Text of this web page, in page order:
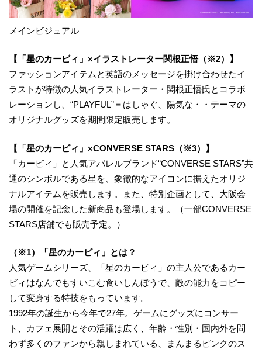
メインビジュアル
【「星のカービィ」×イラストレーター関根正悟（※2）】
ファッションアイテムと英語のメッセージを掛け合わせたイ
ラストが特徴の人気イラストレーター・関根正悟氏とコラボ
レーションし、“PLAYFUL”＝はしゃぐ、陽気な・・テーマの
オリジナルグッズを期間限定販売します。
【「星のカービィ」×CONVERSE STARS（※3）】
「カービィ」と人気アパレルブランド“CONVERSE STARS”共
通のシンボルである星を、象徴的なアイコンに据えたオリジ
ナルアイテムを販売します。また、特別企画として、大阪会
場の開催を記念した新商品も登場します。（一部CONVERSE
STARS店舗でも販売予定。）
（※1）「星のカービィ」とは？
人気ゲームシリーズ、「星のカービィ」の主人公であるカー
ビィはなんでもすいこむ食いしんぼうで、敵の能力をコピー
して変身する特技をもっています。
1992年の誕生から今年で27年。ゲームにグッズにコンサー
ト、カフェ展開とその活躍は広く、年齢・性別・国内外を問
わず多くのファンから親しまれている、まんまるピンクのス